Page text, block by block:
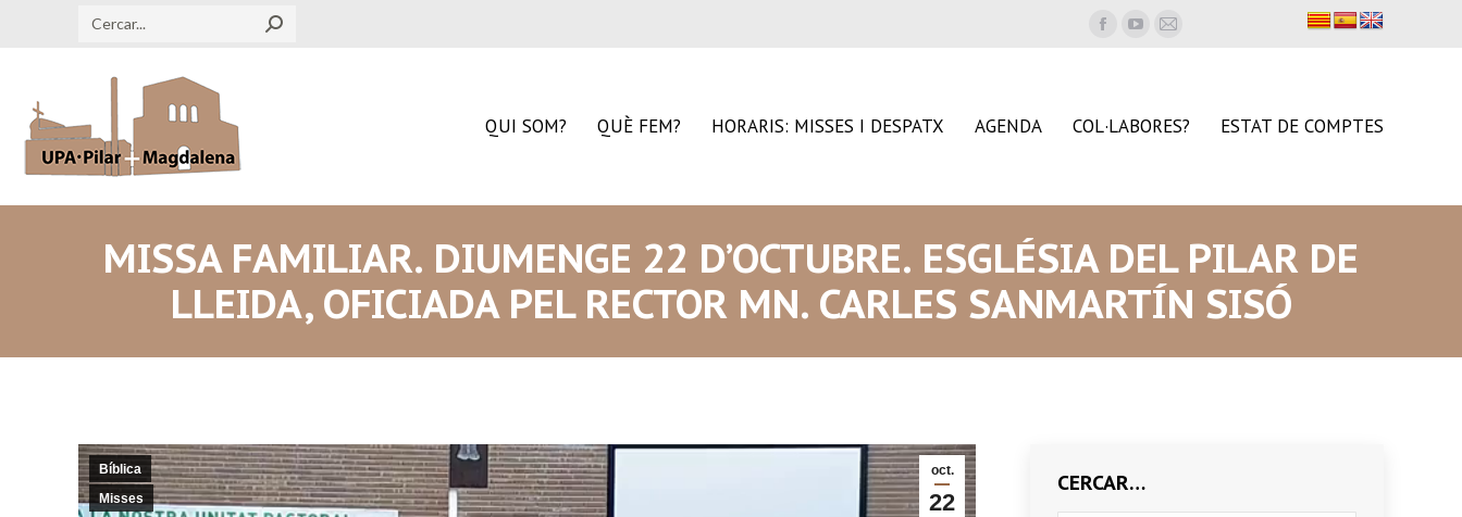
Search:
Facebook
in
YouTube
in
Mail
in
QUI SOM? QUÈ FEM? HORARIS: MISSES I DESPATX AGENDA COL·LABORES? ESTAT DE COMPTES
MISSA FAMILIAR. DIUMENGE 22 D’OCTUBRE. ESGLÉSIA DEL PILAR DE
LLEIDA, OFICIADA PEL RECTOR MN. CARLES SANMARTÍN SISÓ
oct.
22
Bíblica
Misses
CERCAR…